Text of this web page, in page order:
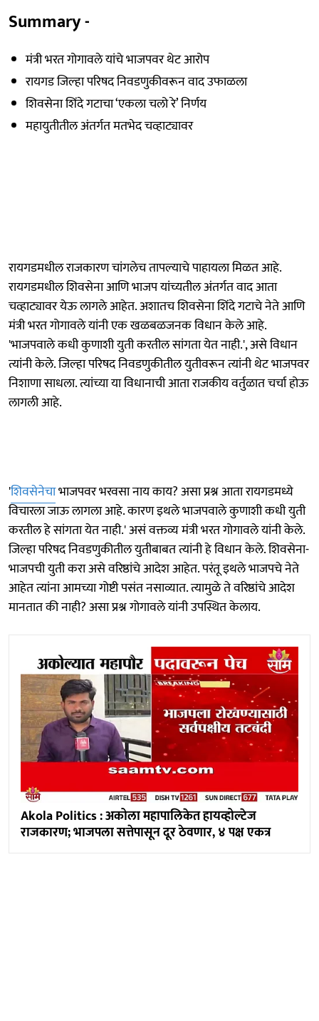
Summary -
मंत्री भरत गोगावले यांचे भाजपवर थेट आरोप
रायगड जिल्हा परिषद निवडणुकीवरून वाद उफाळला
शिवसेना शिंदे गटाचा ‘एकला चलो रे’ निर्णय
महायुतीतील अंतर्गत मतभेद चव्हाट्यावर
रायगडमधील राजकारण चांगलेच तापल्याचे पाहायला मिळत आहे.
रायगडमधील शिवसेना आणि भाजप यांच्यतील अंतर्गत वाद आता
चव्हाट्यावर येऊ लागले आहेत. अशातच शिवसेना शिंदे गटाचे नेते आणि
मंत्री भरत गोगावले यांनी एक खळबळजनक विधान केले आहे.
'भाजपवाले कधी कुणाशी युती करतील सांगता येत नाही.', असे विधान
त्यांनी केले. जिल्हा परिषद निवडणुकीतील युतीवरून त्यांनी थेट भाजपवर
निशाणा साधला. त्यांच्या या विधानाची आता राजकीय वर्तुळात चर्चा होऊ
लागली आहे.
'शिवसेनेचाभाजपवर भरवसा नाय काय? असा प्रश्न आता रायगडमध्ये
विचारला जाऊ लागला आहे. कारण इथले भाजपवाले कुणाशी कधी युती
करतील हे सांगता येत नाही.' असं वक्तव्य मंत्री भरत गोगावले यांनी केले.
जिल्हा परिषद निवडणुकीतील युतीबाबत त्यांनी हे विधान केले. शिवसेना-
भाजपची युती करा असे वरिष्ठांचे आदेश आहेत. परंतू इथले भाजपचे नेते
आहेत त्यांना आमच्या गोष्टी पसंत नसाव्यात. त्यामुळे ते वरिष्ठांचे आदेश
मानतात की नाही? असा प्रश्न गोगावले यांनी उपस्थित केलाय.
Akola Politics : अकोला महापालिकेत हायव्होल्टेज
राजकारण; भाजपला सत्तेपासून दूर ठेवणार, ४ पक्ष एकत्र